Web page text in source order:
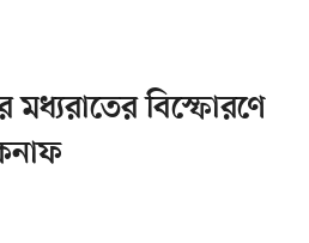
মধ্যরাতের বিস্ফোরণে